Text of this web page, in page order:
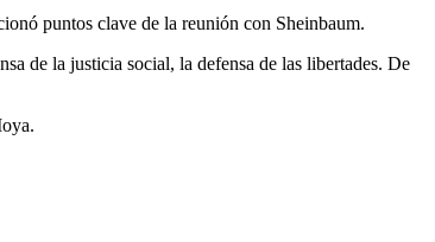
puntos clave de la reunión con Sheinbaum.
de la justicia social, la defensa de las libertades. De